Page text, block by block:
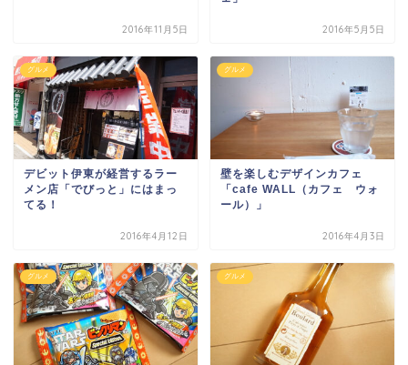
2016年11月5日 2016年5月5日
グルメ
デビット伊東が経営するラー
メン店「でびっと」にはまっ
てる！
2016年4月12日
グルメ
壁を楽しむデザインカフェ
「cafe WALL（カフェ ウォ
ール）」
2016年4月3日
グルメ グルメ